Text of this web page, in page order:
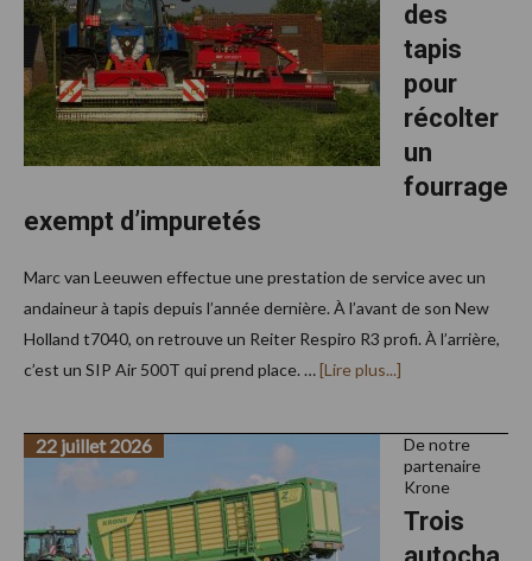
Wallonie
chez
JCO
Lapraille
des
tapis
pour
récolter
un
fourrage
exempt d’impuretés
Marc van Leeuwen effectue une prestation de service avec un
andaineur à tapis depuis l’année dernière. À l’avant de son New
Holland t7040, on retrouve un Reiter Respiro R3 profi. À l’arrière,
c’est un SIP Air 500T qui prend place. …[Lire plus...]
tapis
pour
récolter
fourrage
De notre
partenaire
Krone
Trois
22 juillet 2026